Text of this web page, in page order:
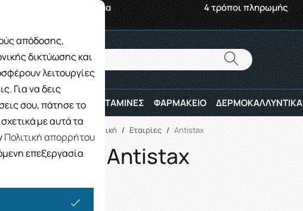
από το Κατάστημα 4 τρόποι πληρωμής
Αναζήτηση
ΠΑΙΔΙ ΑΘΛΗΤΕΣ ΒΙΤΑΜΙΝΕΣ ΦΑΡΜΑΚΕΙΟ ΔΕΡΜΟΚΑΛΛΥΝΤΙΚΑ
Αναζήτηση
Αρχική / Εταιρίες / Antistax
Antistax
απόδοσης,
δικτύωσης και
λειτουργίες
Για να δεις
σου, πάτησε το
με αυτά τα
Πολιτική απορρήτου
επεξεργασία